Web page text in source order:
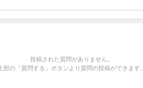
投稿された質問がありません。
上部の「質問する」ボタンより質問の投稿ができます。